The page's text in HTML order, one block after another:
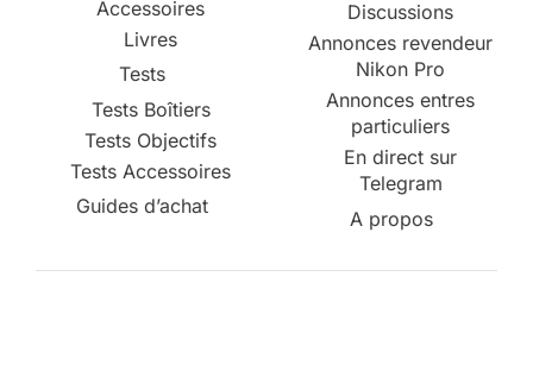
Accessoires
Livres
Tests
Tests Boîtiers
Tests Objectifs
Tests Accessoires
Guides d’achat
Discussions
Annonces revendeur
Nikon Pro
Annonces entres
particuliers
En direct sur
Telegram
A propos